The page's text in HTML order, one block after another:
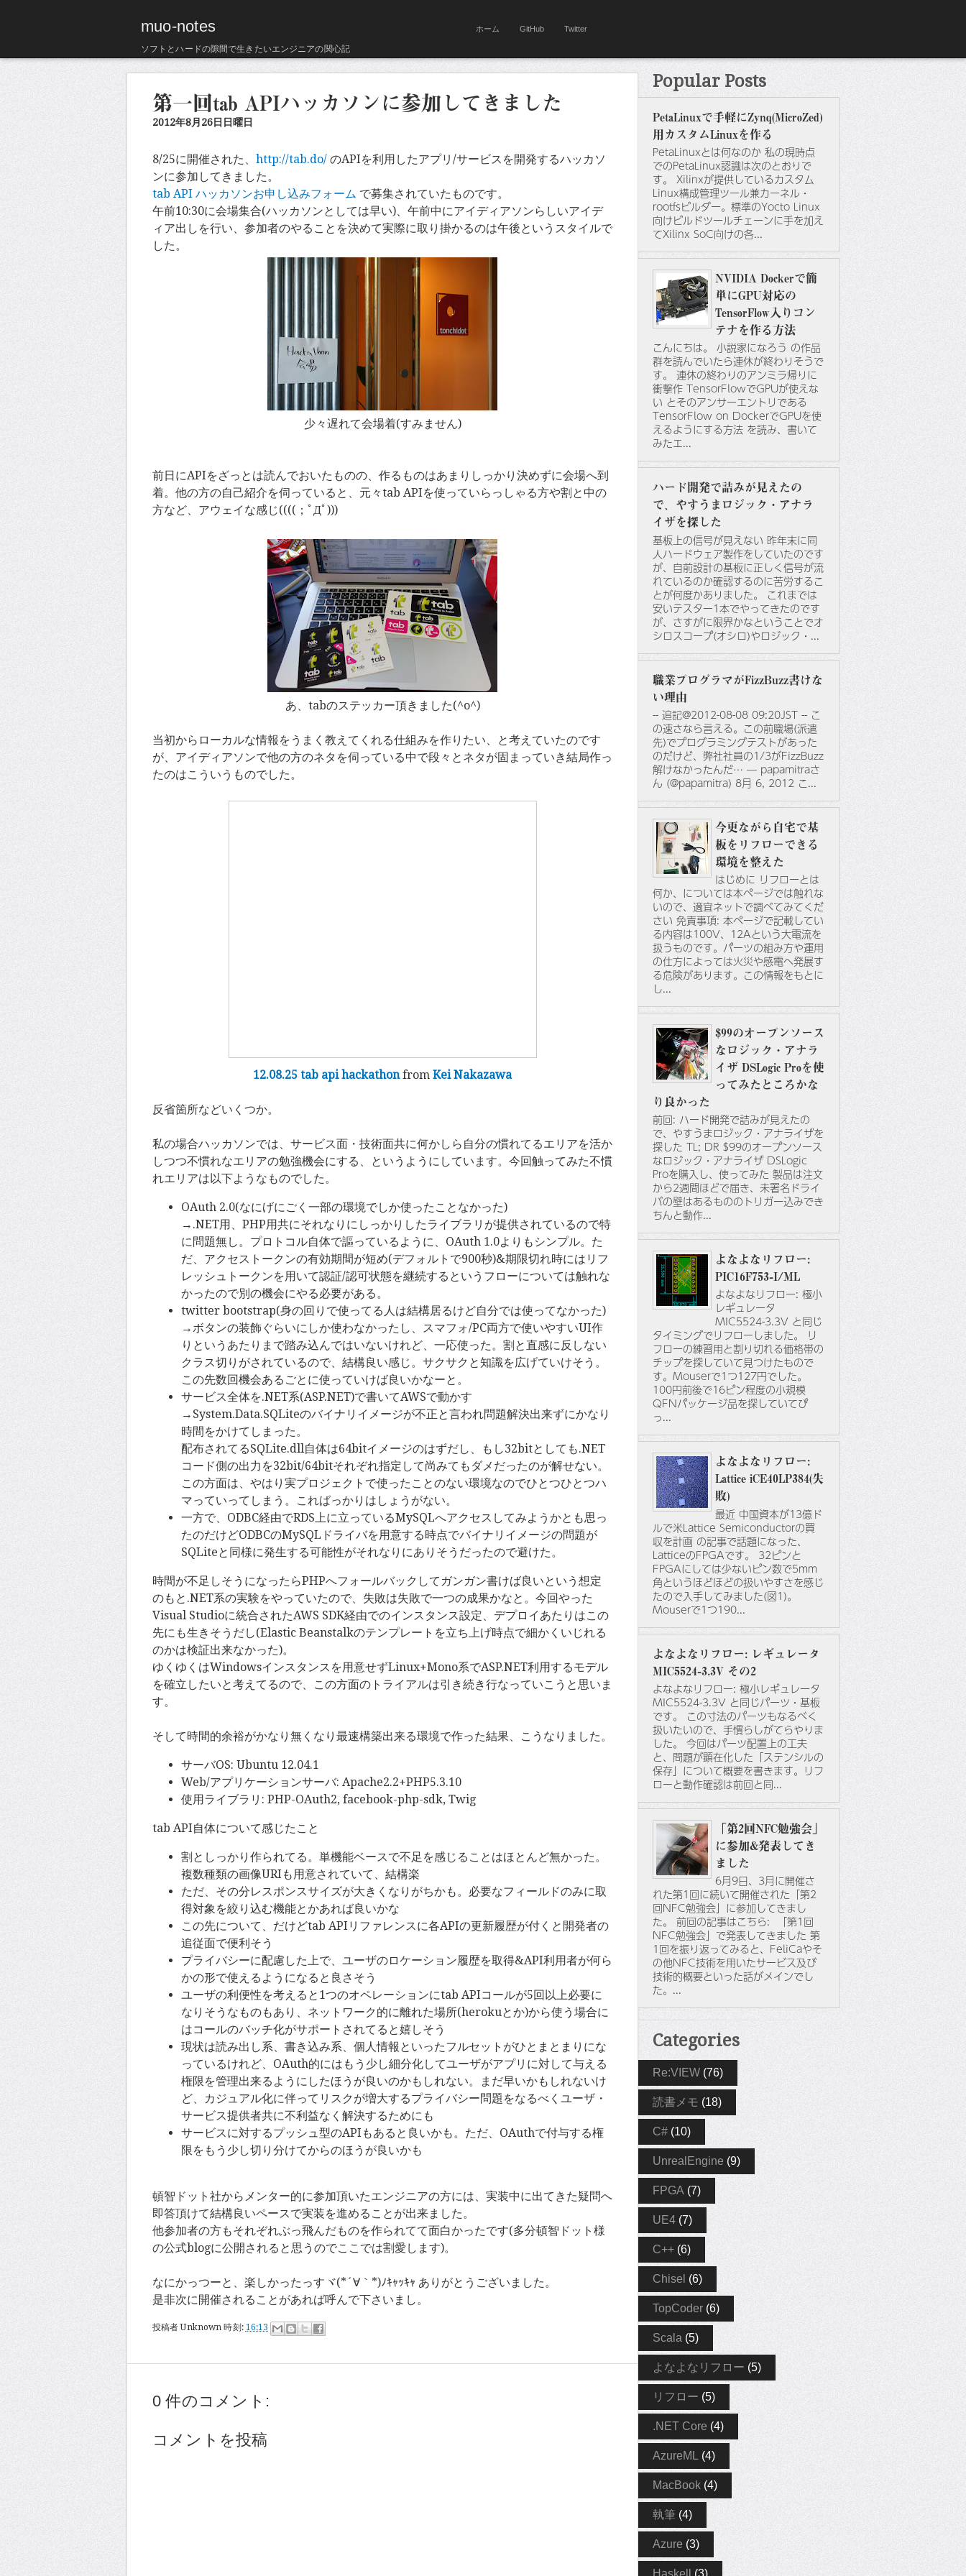
muo-notes
ソフトとハードの隙間で生きたいエンジニアの関心記
ホーム GitHub Twitter
第一回tab APIハッカソンに参加してきました
2012年8月26日日曜日
8/25に開催された、 http://tab.do/ のAPIを利用したアプリ/サービスを開発するハッカソ
ンに参加してきました。
tab API ハッカソンお申し込みフォーム で募集されていたものです。
午前10:30に会場集合(ハッカソンとしては早い)、午前中にアイディアソンらしいアイデ
ィア出しを行い、参加者のやることを決めて実際に取り掛かるのは午後というスタイルで
した。
少々遅れて会場着(すみません)
前日にAPIをざっとは読んでおいたものの、作るものはあまりしっかり決めずに会場へ到
着。他の方の自己紹介を伺っていると、元々tab APIを使っていらっしゃる方や割と中の
方など、アウェイな感じ((((；ﾟДﾟ)))
あ、tabのステッカー頂きました(^o^)
当初からローカルな情報をうまく教えてくれる仕組みを作りたい、と考えていたのです
が、アイディアソンで他の方のネタを伺っている中で段々とネタが固まっていき結局作っ
たのはこういうものでした。
12.08.25 tab api hackathon from Kei Nakazawa
反省箇所などいくつか。
私の場合ハッカソンでは、サービス面・技術面共に何かしら自分の慣れてるエリアを活か
しつつ不慣れなエリアの勉強機会にする、というようにしています。今回触ってみた不慣
れエリアは以下ようなものでした。
OAuth 2.0(なにげにごく一部の環境でしか使ったことなかった)
→.NET用、PHP用共にそれなりにしっかりしたライブラリが提供されているので特
に問題無し。プロトコル自体で謳っているように、OAuth 1.0よりもシンプル。た
だ、アクセストークンの有効期間が短め(デフォルトで900秒)&期限切れ時にはリフ
レッシュトークンを用いて認証/認可状態を継続するというフローについては触れな
かったので別の機会にやる必要がある。
twitter bootstrap(身の回りで使ってる人は結構居るけど自分では使ってなかった)
→ボタンの装飾ぐらいにしか使わなかったし、スマフォ/PC両方で使いやすいUI作
りというあたりまで踏み込んではいないけれど、一応使った。割と直感に反しない
クラス切りがされているので、結構良い感じ。サクサクと知識を広げていけそう。
この先数回機会あるごとに使っていけば良いかなーと。
サービス全体を.NET系(ASP.NET)で書いてAWSで動かす
→System.Data.SQLiteのバイナリイメージが不正と言われ問題解決出来ずにかなり
時間をかけてしまった。
配布されてるSQLite.dll自体は64bitイメージのはずだし、もし32bitとしても.NET
コード側の出力を32bit/64bitそれぞれ指定して尚みてもダメだったのが解せない。
この方面は、やはり実プロジェクトで使ったことのない環境なのでひとつひとつハ
マっていってしまう。こればっかりはしょうがない。
一方で、ODBC経由でRDS上に立っているMySQLへアクセスしてみようかとも思っ
たのだけどODBCのMySQLドライバを用意する時点でバイナリイメージの問題が
SQLiteと同様に発生する可能性がそれなりにありそうだったので避けた。
時間が不足しそうになったらPHPへフォールバックしてガンガン書けば良いという想定
のもと.NET系の実験をやっていたので、失敗は失敗で一つの成果かなと。今回やった
Visual Studioに統合されたAWS SDK経由でのインスタンス設定、デプロイあたりはこの
先にも生きそうだし(Elastic Beanstalkのテンプレートを立ち上げ時点で細かくいじれる
のかは検証出来なかった)。
ゆくゆくはWindowsインスタンスを用意せずLinux+Mono系でASP.NET利用するモデル
を確立したいと考えてるので、この方面のトライアルは引き続き行なっていこうと思いま
す。
そして時間的余裕がかなり無くなり最速構築出来る環境で作った結果、こうなりました。
サーバOS: Ubuntu 12.04.1
Web/アプリケーションサーバ: Apache2.2+PHP5.3.10
使用ライブラリ: PHP-OAuth2, facebook-php-sdk, Twig
tab API自体について感じたこと
割としっかり作られてる。単機能ベースで不足を感じることはほとんど無かった。
複数種類の画像URIも用意されていて、結構楽
ただ、その分レスポンスサイズが大きくなりがちかも。必要なフィールドのみに取
得対象を絞り込む機能とかあれば良いかな
この先について、だけどtab APIリファレンスに各APIの更新履歴が付くと開発者の
追従面で便利そう
プライバシーに配慮した上で、ユーザのロケーション履歴を取得&API利用者が何ら
かの形で使えるようになると良さそう
ユーザの利便性を考えると1つのオペレーションにtab APIコールが5回以上必要に
なりそうなものもあり、ネットワーク的に離れた場所(herokuとか)から使う場合に
はコールのバッチ化がサポートされてると嬉しそう
現状は読み出し系、書き込み系、個人情報といったフルセットがひとまとまりにな
っているけれど、OAuth的にはもう少し細分化してユーザがアプリに対して与える
権限を管理出来るようにしたほうが良いのかもしれない。まだ早いかもしれないけ
ど、カジュアル化に伴ってリスクが増大するプライバシー問題をなるべくユーザ・
サービス提供者共に不利益なく解決するためにも
サービスに対するプッシュ型のAPIもあると良いかも。ただ、OAuthで付与する権
限をもう少し切り分けてからのほうが良いかも
頓智ドット社からメンター的に参加頂いたエンジニアの方には、実装中に出てきた疑問へ
即答頂けて結構良いペースで実装を進めることが出来ました。
他参加者の方もそれぞれぶっ飛んだものを作られてて面白かったです(多分頓智ドット様
の公式blogに公開されると思うのでここでは割愛します)。
なにかっつーと、楽しかったっすヾ(*´∀｀*)ﾉｷｬｯｷｬ ありがとうございました。
是非次に開催されることがあれば呼んで下さいまし。
投稿者Unknown 時刻: 16:13
0 件のコメント:
コメントを投稿
Popular Posts
PetaLinuxで手軽にZynq(MicroZed)
用カスタムLinuxを作る
PetaLinuxとは何なのか 私の現時点
でのPetaLinux認識は次のとおりで
す。 Xilinxが提供しているカスタム
Linux構成管理ツール兼カーネル・
rootfsビルダー。標準のYocto Linux
向けビルドツールチェーンに手を加え
てXilinx SoC向けの各...
NVIDIA Dockerで簡
単にGPU対応の
TensorFlow入りコン
テナを作る方法
こんにちは。 小説家になろう の作品
群を読んでいたら連休が終わりそうで
す。 連休の終わりのアンミラ帰りに
衝撃作 TensorFlowでGPUが使えな
い とそのアンサーエントリである
TensorFlow on DockerでGPUを使
えるようにする方法 を読み、書いて
みたエ...
ハード開発で詰みが見えたの
で、やすうまロジック・アナラ
イザを探した
基板上の信号が見えない 昨年末に同
人ハードウェア製作をしていたのです
が、自前設計の基板に正しく信号が流
れているのか確認するのに苦労するこ
とが何度かありました。 これまでは
安いテスター1本でやってきたのです
が、さすがに限界かなということでオ
シロスコープ(オシロ)やロジック・...
職業プログラマがFizzBuzz書けな
い理由
-- 追記@2012-08-08 09:20JST -- こ
の速さなら言える。この前職場(派遣
先)でプログラミングテストがあった
のだけど、弊社社員の1/3がFizzBuzz
解けなかったんだ… — papamitraさ
ん (@papamitra) 8月 6, 2012 こ...
今更ながら自宅で基
板をリフローできる
環境を整えた
はじめに リフローとは
何か、については本ページでは触れな
いので、適宜ネットで調べてみてくだ
さい 免責事項: 本ページで記載してい
る内容は100V、12Aという大電流を
扱うものです。パーツの組み方や運用
の仕方によっては火災や感電へ発展す
る危険があります。この情報をもとに
し...
$99のオープンソース
なロジック・アナラ
イザ DSLogic Proを使
ってみたところかな
り良かった
前回: ハード開発で詰みが見えたの
で、やすうまロジック・アナライザを
探した TL; DR $99のオープンソース
なロジック・アナライザ DSLogic
Proを購入し、使ってみた 製品は注文
から2週間ほどで届き、未署名ドライ
バの壁はあるもののトリガー込みでき
ちんと動作...
よなよなリフロー:
PIC16F753-I/ML
よなよなリフロー: 極小
レギュレータ
MIC5524-3.3V と同じ
タイミングでリフローしました。 リ
フローの練習用と割り切れる価格帯の
チップを探していて見つけたもので
す。Mouserで1つ127円でした。
100円前後で16ピン程度の小規模
QFNパッケージ品を探していてぴ
っ...
よなよなリフロー:
Lattice iCE40LP384(失
敗)
最近 中国資本が13億ド
ルで米Lattice Semiconductorの買
収を計画 の記事で話題になった、
LatticeのFPGAです。 32ピンと
FPGAにしては少ないピン数で5mm
角というほどほどの扱いやすさを感じ
たので入手してみました(図1)。
Mouserで1つ190...
よなよなリフロー: レギュレータ
MIC5524-3.3V その2
よなよなリフロー: 極小レギュレータ
MIC5524-3.3V と同じパーツ・基板
です。 この寸法のパーツもなるべく
扱いたいので、手慣らしがてらやりま
した。 今回はパーツ配置上の工夫
と、問題が顕在化した「ステンシルの
保存」について概要を書きます。リフ
ローと動作確認は前回と同...
「第2回NFC勉強会」
に参加&発表してき
ました
6月9日、3月に開催さ
れた第1回に続いて開催された「第2
回NFC勉強会」に参加してきまし
た。 前回の記事はこちら: 「第1回
NFC勉強会」で発表してきました 第
1回を振り返ってみると、FeliCaやそ
の他NFC技術を用いたサービス及び
技術的概要といった話がメインでし
た。...
Categories
Re:VIEW (76)
読書メモ (18)
C# (10)
UnrealEngine (9)
FPGA (7)
UE4 (7)
C++ (6)
Chisel (6)
TopCoder (6)
Scala (5)
よなよなリフロー (5)
リフロー (5)
.NET Core (4)
AzureML (4)
MacBook (4)
執筆 (4)
Azure (3)
Haskell (3)